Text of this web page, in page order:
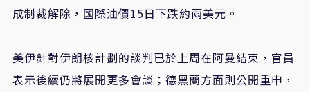
成制裁解除，國際油價15日下跌約兩美元。
美伊針對伊朗核計劃的談判已於上周在阿曼結束，官員
表示後續仍將展開更多會談；德黑蘭方面則公開重申，